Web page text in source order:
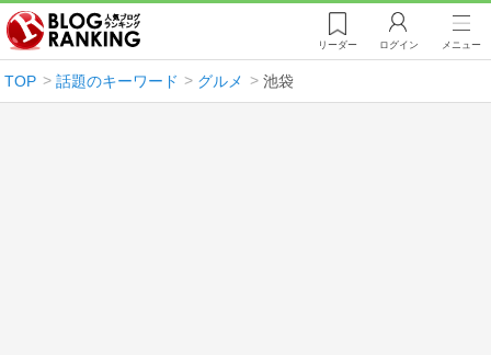
リーダー ログイン メニュー
TOP 話題のキーワード グルメ 池袋